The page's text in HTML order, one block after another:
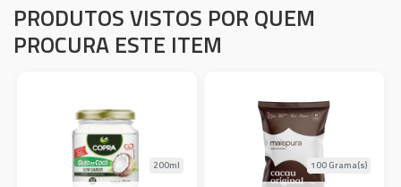
PRODUTOS VISTOS POR QUEM
PROCURA ESTE ITEM
200ml 100 Grama(s)